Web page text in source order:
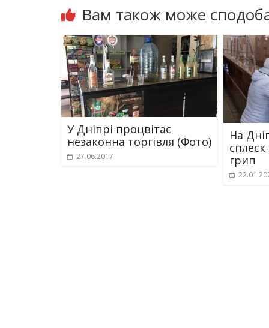
Вам також може
У Дніпрі процвітає
незаконна торгівля (Фото)
27.06.2017
На
грип